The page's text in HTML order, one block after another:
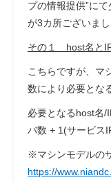
プの情報提供”に
が3カ所ございまし
その１ host名と
こちらですが、 マ
数により必要とな
必要となるhost名/
バ数 + 1(サービス
※マシンモデルの
https://